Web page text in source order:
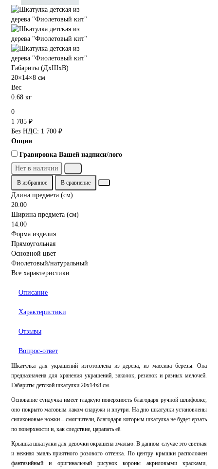
Габариты (ДхШхВ)
20×14×8 см
Вес
0.68 кг
0
1 785 ₽
Без НДС: 1 700 ₽
Опции
Гравировка Вашей надписи/лого
Нет в наличии
В избранное В сравнение
Длина предмета (см)
20.00
Ширина предмета (см)
14.00
Форма изделия
Прямоугольная
Основной цвет
Фиолетовый/натуральный
Все характеристики
Описание
Характеристики
Отзывы
Вопрос-ответ
Шкатулка для украшений изготовлена из дерева, из массива березы. Она
предназначена для хранения украшений, заколок, резинок и разных мелочей.
Габариты детской шкатулки 20х14х8 см.
Основание сундучка имеет гладкую поверхность благодаря ручной шлифовке,
оно покрыто матовым лаком снаружи и внутри. На дно шкатулки установлены
силиконовые ножки – смягчители, благодаря которым шкатулка не будет ерзать
по поверхности и, как следствие, царапать её.
Крышка шкатулки для девочки окрашена эмалью. В данном случае это светлая
и нежная эмаль приятного розового оттенка. По центру крышки расположен
фантазийный и оригинальный рисунок короны акриловыми красками,